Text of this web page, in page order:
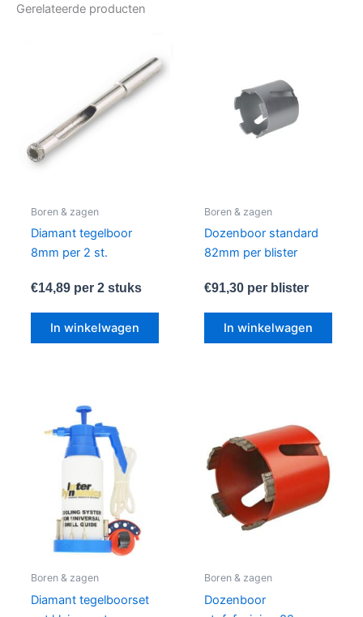
Gerelateerde producten
Boren & zagen
Diamant tegelboor
8mm per 2 st.
€14,89per 2 stuks
In winkelwagen
Boren & zagen
Dozenboor standard
82mm per blister
€91,30per blister
In winkelwagen
Boren & zagen
Diamant tegelboorset
Boren & zagen
Dozenboor